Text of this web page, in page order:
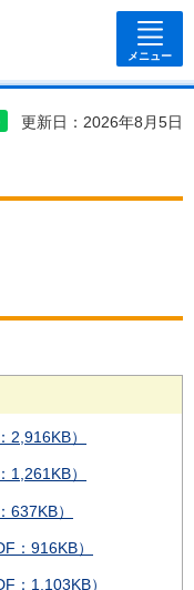
メニュー
更新日：2026年8月5日
2,916KB）
1,261KB）
）
：916KB）
：1,103KB）